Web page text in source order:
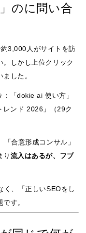
のに問い合
3,000人がサイトを訪
。しかし上位クリック
した。
「dokie ai 使い方」
レンド 2026」（29ク
合意形成コンサル」
り 流入はあるが、フブ
く、「正しいSEOをし
す。